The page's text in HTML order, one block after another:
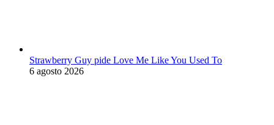
Strawberry Guy pide Love Me Like You Used To
6 agosto 2026